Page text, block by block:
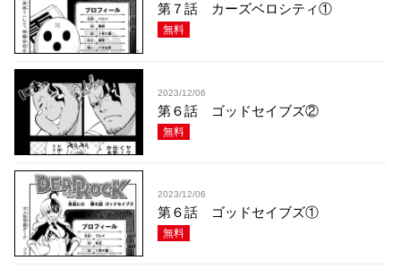
第７話 カーズベロシティ①
無料
2023/12/06
第６話 ゴッドセイブズ②
無料
2023/12/06
第６話 ゴッドセイブズ①
無料